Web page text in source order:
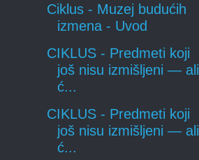
Ciklus - Muzej budućih
izmena - Uvod
CIKLUS - Predmeti koji
još nisu izmišljeni — ali
ć...
CIKLUS - Predmeti koji
još nisu izmišljeni — ali
ć...